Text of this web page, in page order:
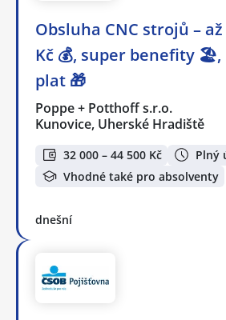
Obsluha CNC strojů – až
Kč 💰, super benefity 🏖️,
plat 🎁
Poppe + Potthoff s.r.o.
Kunovice, Uherské Hradiště
32 000 – 44 500 Kč
Plný
Vhodné také pro absolventy
dnešní